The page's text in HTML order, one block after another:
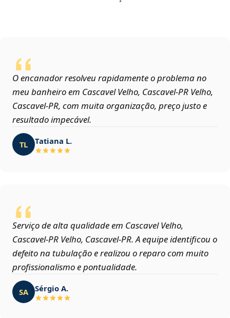
O encanador resolveu rapidamente o problema no
meu banheiro em Cascavel Velho, Cascavel‑PR Velho,
Cascavel‑PR, com muita organização, preço justo e
resultado impecável.
TL Tatiana L.
Serviço de alta qualidade em Cascavel Velho,
Cascavel‑PR Velho, Cascavel‑PR. A equipe identificou o
defeito na tubulação e realizou o reparo com muito
profissionalismo e pontualidade.
SA Sérgio A.